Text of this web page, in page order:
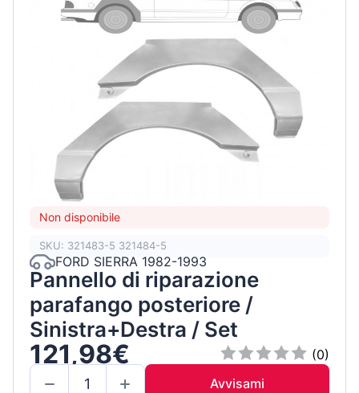
Non disponibile
SKU: 321483-5 321484-5
FORD SIERRA 1982-1993
Pannello di riparazione
parafango posteriore /
Sinistra+Destra / Set
121,98€
(0)
Avvisami